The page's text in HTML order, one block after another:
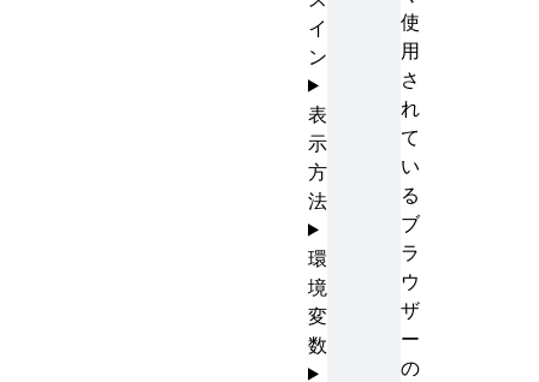
使
用
さ
れ
て
い
る
ブ
ラ
ウ
ザ
ー
の
イ
ン
表
示
方
法
環
境
変
数